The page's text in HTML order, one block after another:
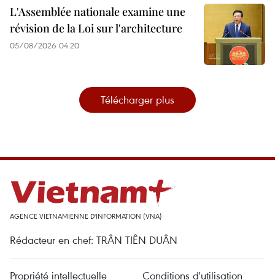
L'Assemblée nationale examine une
révision de la Loi sur l'architecture
05/08/2026 04:20
Télécharger plus
AGENCE VIETNAMIENNE D'INFORMATION (VNA)
Rédacteur en chef: TRÂN TIÊN DUÂN
Propriété intellectuelle Conditions d'utilisation